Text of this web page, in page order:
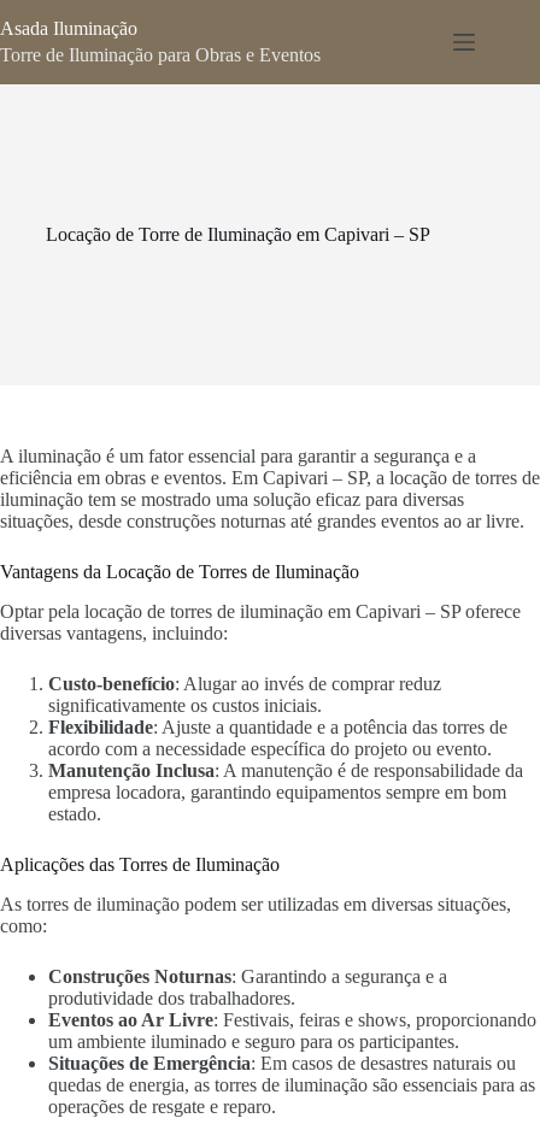
para
o
Asada Iluminação
Torre de Iluminação para Obras e Eventos
Locação de Torre de Iluminação em Capivari – SP
A iluminação é um fator essencial para garantir a segurança e a
eficiência em obras e eventos. Em Capivari – SP, a locação de torres de
iluminação tem se mostrado uma solução eficaz para diversas
situações, desde construções noturnas até grandes eventos ao ar livre.
Vantagens da Locação de Torres de Iluminação
Optar pela locação de torres de iluminação em Capivari – SP oferece
diversas vantagens, incluindo:
Custo-benefício: Alugar ao invés de comprar reduz
significativamente os custos iniciais.
Flexibilidade: Ajuste a quantidade e a potência das torres de
acordo com a necessidade específica do projeto ou evento.
Manutenção Inclusa: A manutenção é de responsabilidade da
empresa locadora, garantindo equipamentos sempre em bom
estado.
Aplicações das Torres de Iluminação
As torres de iluminação podem ser utilizadas em diversas situações,
como:
Construções Noturnas: Garantindo a segurança e a
produtividade dos trabalhadores.
Eventos ao Ar Livre: Festivais, feiras e shows, proporcionando
um ambiente iluminado e seguro para os participantes.
Situações de Emergência: Em casos de desastres naturais ou
quedas de energia, as torres de iluminação são essenciais para as
operações de resgate e reparo.